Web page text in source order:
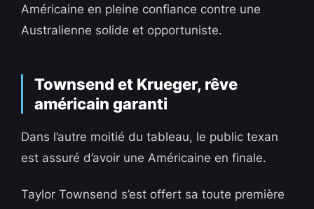
Américaine en pleine confiance contre une
Australienne solide et opportuniste.
Townsend et Krueger, rêve
américain garanti
Dans l’autre moitié du tableau, le public texan
est assuré d’avoir une Américaine en finale.
Taylor Townsend s’est offert sa toute première